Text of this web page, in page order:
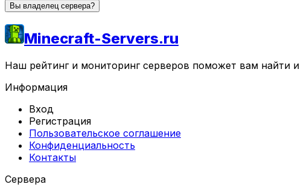
Вы владелец сервера?
Minecraft-Servers.ru
Наш рейтинг и мониторинг серверов поможет вам найти
Информация
Вход
Регистрация
Пользовательское соглашение
Конфиденциальность
Контакты
Сервера